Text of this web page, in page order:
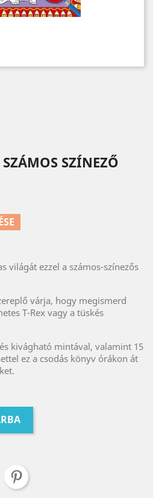
SZÍNEZŐ
világát ezzel a számos-színezős
várja, hogy megismerd
T-Rex vagy a tüskés
kivágható mintával, valamint 15
ez a csodás könyv órákon át